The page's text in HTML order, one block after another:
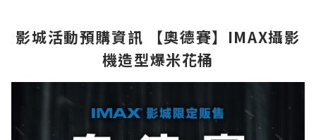
影城活動預購資訊 【奧德賽】IMAX攝影
機造型爆米花桶